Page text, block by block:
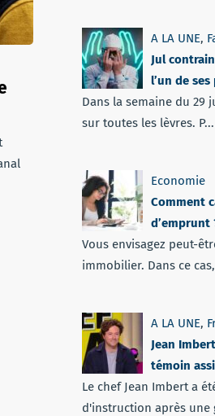
A LA UNE,
Jul
l’un de
Dans la semaine du 29
sur toutes les lèvres. P...
Economie
Comment
d’emprunt
Vous envisagez peut-
immobilier. Dans ce
A LA UNE,
Jean
témoin
Le chef Jean Imbert a
d'instruction après une